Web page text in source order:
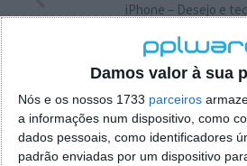
Damos valor à sua
Nós e os nossos 1733 parceiros
a informações num dispositivo, como
dados pessoais, como identificadores
padrão enviadas por um dispositivo
iPhone – Desejo e